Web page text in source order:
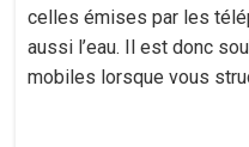
celles émises par les
aussi l’eau. Il est donc
mobiles lorsque vous